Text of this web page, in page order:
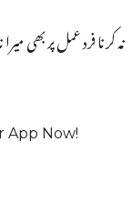
نہ کرنا فرد عمل پر بھی
App Now!